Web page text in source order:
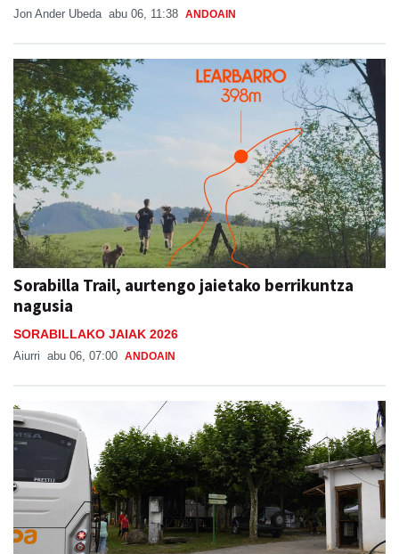
Jon Ander Ubeda abu 06, 11:38 ANDOAIN
Sorabilla Trail, aurtengo jaietako berrikuntza
nagusia
SORABILLAKO JAIAK 2026
Aiurri abu 06, 07:00 ANDOAIN